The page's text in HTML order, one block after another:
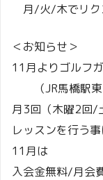
月/火/木でリク
＜お知らせ＞
11月よりゴルフ
（JR馬橋駅東
月3回（木曜2回/
レッスンを行う事
11月は
入会金無料/月会